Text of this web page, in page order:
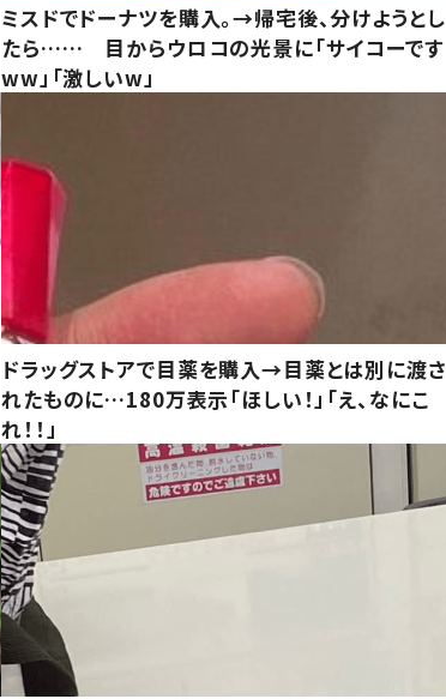
ミスドでドーナツを購入。→帰宅後、分けようとし
たら…… 目からウロコの光景に「サイコーです
ww」「激しいw」
ドラッグストアで目薬を購入→目薬とは別に渡さ
れたものに…180万表示「ほしい！」「え、なにこ
れ！！」